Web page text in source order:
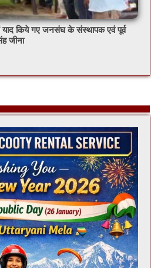
किये गए जनसंघ के संस्थापक एवं पूर्व
जीना